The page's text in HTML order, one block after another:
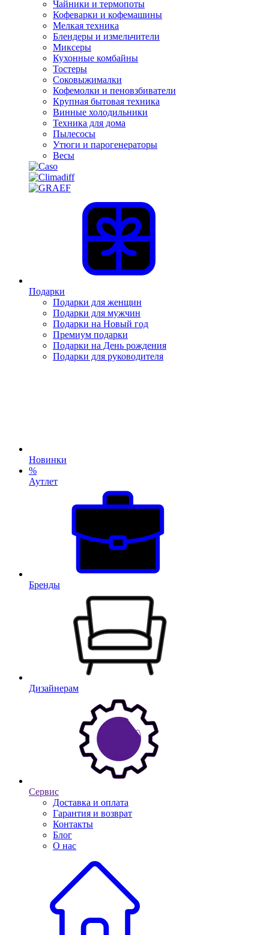
Чайники и термопоты
Кофеварки и кофемашины
Мелкая техника
Блендеры и измельчители
Миксеры
Кухонные комбайны
Тостеры
Соковыжималки
Кофемолки и пеновзбиватели
Крупная бытовая техника
Винные холодильники
Техника для дома
Пылесосы
Утюги и парогенераторы
Весы
Подарки
Подарки для женщин
Подарки для мужчин
Подарки на Новый год
Премиум подарки
Подарки на День рождения
Подарки для руководителя
Новинки
%
Аутлет
Бренды
Дизайнерам
Сервис
Доставка и оплата
Гарантия и возврат
Контакты
Блог
О нас